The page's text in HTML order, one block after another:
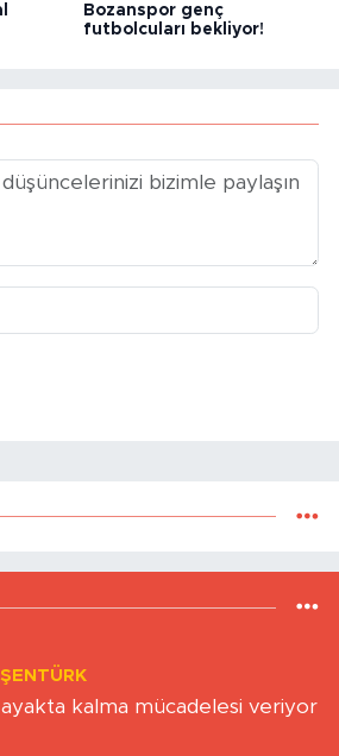
Bozanspor genç
futbolcuları bekliyor!
ayakta kalma mücadelesi veriyor